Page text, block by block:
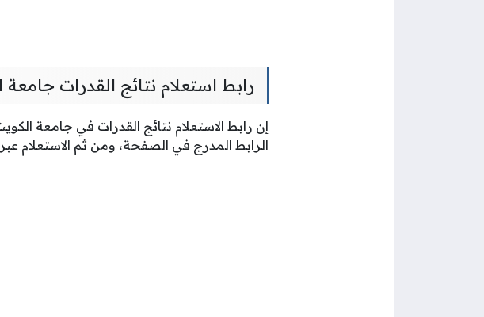
رابط استعلام نتائج القدرات جامعة
إن رابط الاستعلام نتائج القدرات في جامعة
الرابط المدرج في الصفحة، ومن ثم الاستعلام